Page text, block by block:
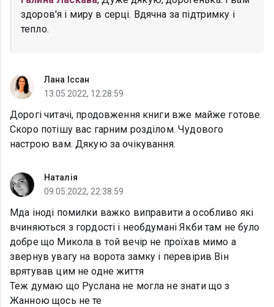
здоров'я і миру в серці. Вдячна за підтримку і
тепло.
Лана Іссан
13.05.2022, 12:28:59
Дорогі читачі, продовження книги вже майже готове.
Скоро потішу вас гарним розділом. Чудового
настрою вам. Дякую за очікування.
Наталія
09.05.2022, 22:38:59
Мда іноді помилки важко виправити а особливо які
вчиняються з гордості і необдумані Якби там не було
добре що Микола в той вечір не проїхав мимо а
звернув увагу на ворота замку і перевірив Він
врятував цим не одне життя
Теж думаю що Руслана не могла не знати що з
Жанною щось не те